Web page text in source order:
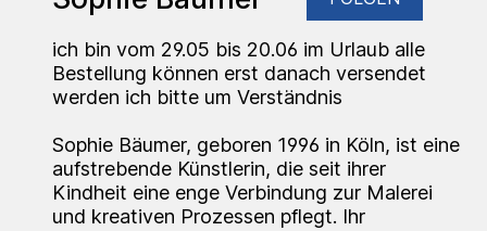
ich bin vom 29.05 bis 20.06 im Urlaub alle
Bestellung können erst danach versendet
werden ich bitte um Verständnis
Sophie Bäumer, geboren 1996 in Köln, ist eine
aufstrebende Künstlerin, die seit ihrer
Kindheit eine enge Verbindung zur Malerei
und kreativen Prozessen pflegt. Ihr